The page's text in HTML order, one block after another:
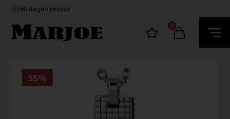
60 dagen retour
Ecommerce Europe
100% nikkelvrij sieraden
60 dagen retour
0
55%